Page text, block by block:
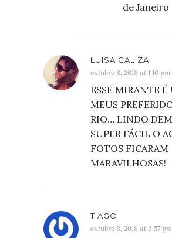
de Janeiro
LUISA GALIZA
outubro 8, 2018 at 1:10 pm
ESSE MIRANTE É
MEUS
RIO… LINDO
SUPER FÁCIL O
FOTOS FICARAM
MARAVILHOSAS!
TIAGO
outubro 8, 2018 at 3:57 pm